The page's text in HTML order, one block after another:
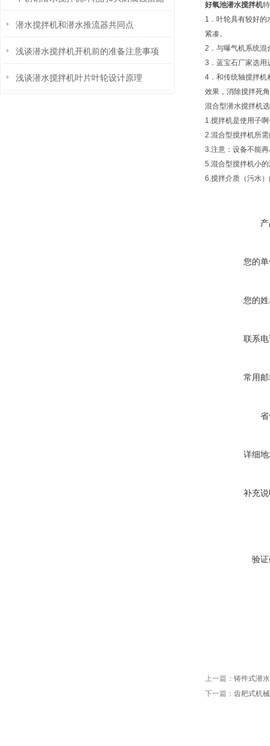
潜水搅拌机和潜水推流器共同点
浅谈潜水搅拌机开机前的准备注意事项
浅谈潜水搅拌机叶片叶轮设计原理
好氧池潜水搅拌机
1．叶轮具有较好的
紧凑。
2．与曝气机系统混
3．蓝宝石厂家选用
4．和传统轴搅拌机
效果，消除搅拌死
混合型潜水搅拌机
1.搅拌机是使用子
2.混合型搅拌机所
3.注意：设备不能
5.混合型搅拌机小
6.搅拌介质（污水
您的
您的
联系
常用
详细
补充
验
上一篇： 铸件式潜
下一篇： 齿耙式机